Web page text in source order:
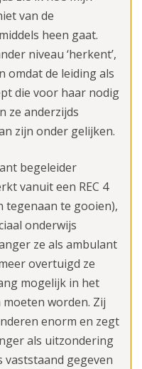
van de
heen gaat.
niveau ‘herkent’,
omdat de leiding als
die voor haar nodig
ze anderzijds
zijn onder gelijken.
begeleider
vanuit een REC 4
tegenaan te gooien),
onderwijs
ze als ambulant
overtuigd ze
mogelijk in het
worden. Zij
enorm en zegt
als uitzondering
vaststaand gegeven